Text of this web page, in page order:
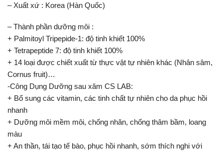
– Xuất xứ : Korea (Hàn Quốc)
– Thành phần dưỡng môi :
+ Palmitoyl Tripepide-1: độ tinh khiết 100%
+ Tetrapeptide 7: độ tinh khiết 100%
+ 14 loại được chiết xuất từ thực vật tự nhiên khác (Nhân sâm,
Cornus fruit)…
-Công Dụng Dưỡng sau xăm CS LAB:
+ Bổ sung các vitamin, các tinh chất tự nhiên cho da phục hồi
nhanh
+ Dưỡng môi mềm môi, chống nhăn, chống thâm bầm, loang
màu
+ An thần, tái tạo tế bào, phục hồi nhanh, sớm thích nghi với